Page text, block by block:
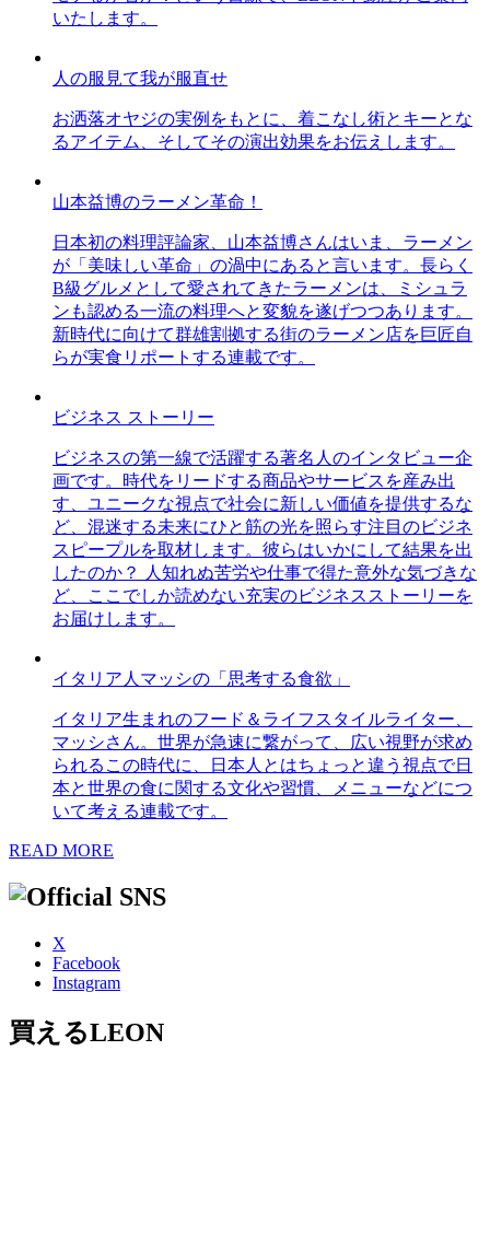
いたします。
人の服見て我が服直せ
お洒落オヤジの実例をもとに、着こなし術とキーとな
るアイテム、そしてその演出効果をお伝えします。
山本益博のラーメン革命！
日本初の料理評論家、山本益博さんはいま、ラーメン
が「美味しい革命」の渦中にあると言います。長らく
B級グルメとして愛されてきたラーメンは、ミシュラ
ンも認める一流の料理へと変貌を遂げつつあります。
新時代に向けて群雄割拠する街のラーメン店を巨匠自
らが実食リポートする連載です。
ビジネス ストーリー
ビジネスの第一線で活躍する著名人のインタビュー企
画です。時代をリードする商品やサービスを産み出
す、ユニークな視点で社会に新しい価値を提供するな
ど、混迷する未来にひと筋の光を照らす注目のビジネ
スピープルを取材します。彼らはいかにして結果を出
したのか？ 人知れぬ苦労や仕事で得た意外な気づきな
ど、ここでしか読めない充実のビジネスストーリーを
お届けします。
イタリア人マッシの「思考する食欲」
イタリア生まれのフード＆ライフスタイルライター、
マッシさん。世界が急速に繋がって、広い視野が求め
られるこの時代に、日本人とはちょっと違う視点で日
本と世界の食に関する文化や習慣、メニューなどにつ
いて考える連載です。
READ MORE
X
Facebook
Instagram
買えるLEON